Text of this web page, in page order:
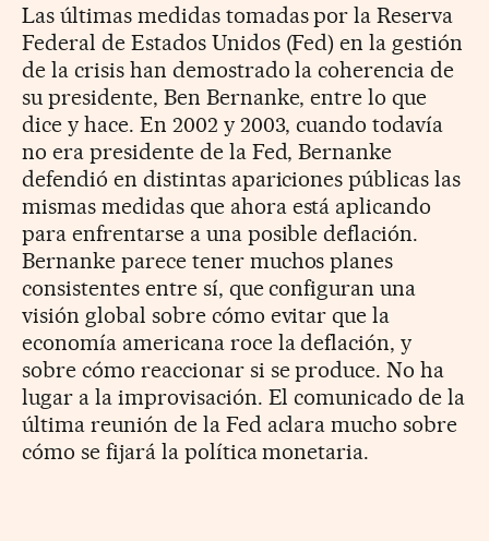
Las últimas medidas tomadas por la Reserva
Federal de Estados Unidos (Fed) en la gestión
de la crisis han demostrado la coherencia de
su presidente, Ben Bernanke, entre lo que
dice y hace. En 2002 y 2003, cuando todavía
no era presidente de la Fed, Bernanke
defendió en distintas apariciones públicas las
mismas medidas que ahora está aplicando
para enfrentarse a una posible deflación.
Bernanke parece tener muchos planes
consistentes entre sí, que configuran una
visión global sobre cómo evitar que la
economía americana roce la deflación, y
sobre cómo reaccionar si se produce. No ha
lugar a la improvisación. El comunicado de la
última reunión de la Fed aclara mucho sobre
cómo se fijará la política monetaria.